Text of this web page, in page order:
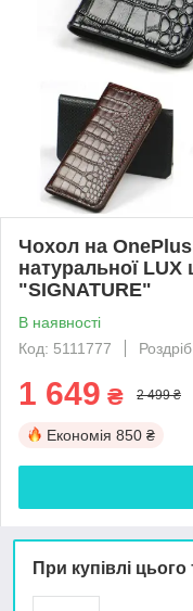
Чохол на
натуральної LUX
"SIGNATURE"
В наявності
Код: 5111777
Роздріб
1 649 ₴ 2 499 ₴
Економія 850 ₴
При купівлі